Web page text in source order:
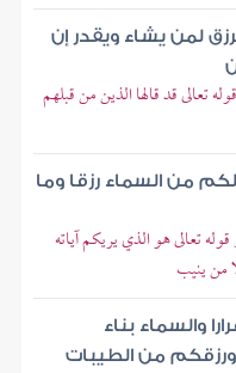
لمن يشاء ويقدر إن
تعالى قد قالها الذين من قبلهم
من السماء رزقا وما
تعالى هو الذي يريكم آياته
من ينيب
والسماء بناء
من الطيبات